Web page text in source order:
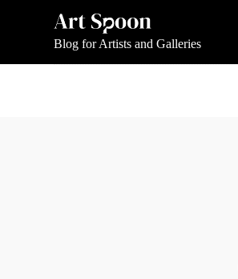
Blog for Artists and Galleries